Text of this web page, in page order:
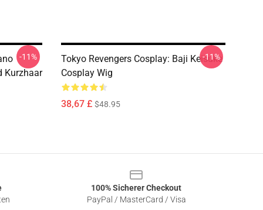
Kurzhaar
-11%
Tokyo Revengers Cosplay: Baji Keisuke
Cosplay Wig
38,67 £ $48.95
-11%
100% Sicherer Checkout
PayPal / MasterCard / Visa